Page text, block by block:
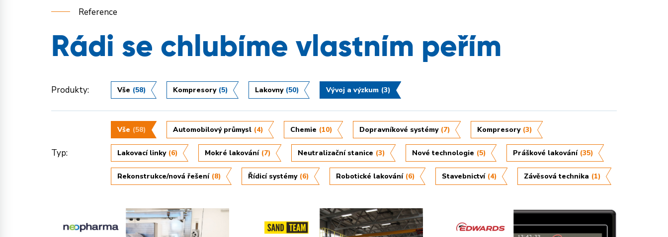
Reference
Rádi se chlubíme vlastním peřím
Produkty: Vše (58) Kompresory (5) Lakovny (50) Vývoj a výzkum (3)
Typ:
Vše (58) Automobilový průmysl (4) Chemie (10) Dopravníkové systémy (7) Kompresory (3)
Lakovací linky (6) Mokré lakování (7) Neutralizační stanice (3) Nové technologie (5) Práškové lakování (35)
Rekonstrukce/nová řešení (8) Řídicí systémy (6) Robotické lakování (6) Stavebnictví (4) Závěsová technika (1)